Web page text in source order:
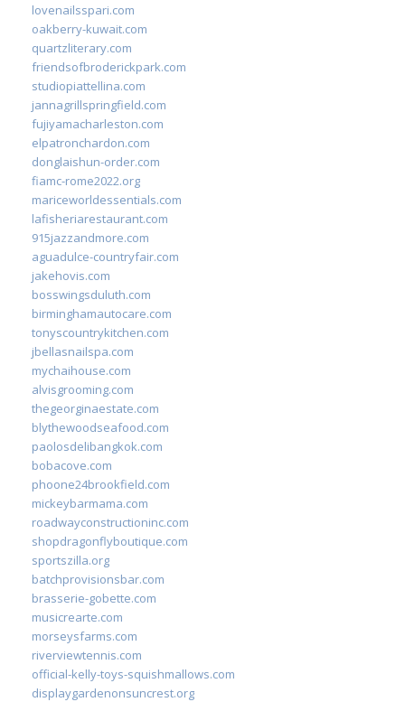
lovenailsspari.com
oakberry-kuwait.com
quartzliterary.com
friendsofbroderickpark.com
studiopiattellina.com
jannagrillspringfield.com
fujiyamacharleston.com
elpatronchardon.com
donglaishun-order.com
fiamc-rome2022.org
mariceworldessentials.com
lafisheriarestaurant.com
915jazzandmore.com
aguadulce-countryfair.com
jakehovis.com
bosswingsduluth.com
birminghamautocare.com
tonyscountrykitchen.com
jbellasnailspa.com
mychaihouse.com
alvisgrooming.com
thegeorginaestate.com
blythewoodseafood.com
paolosdelibangkok.com
bobacove.com
phoone24brookfield.com
mickeybarmama.com
roadwayconstructioninc.com
shopdragonflyboutique.com
sportszilla.org
batchprovisionsbar.com
brasserie-gobette.com
musicrearte.com
morseysfarms.com
riverviewtennis.com
official-kelly-toys-squishmallows.com
displaygardenonsuncrest.org